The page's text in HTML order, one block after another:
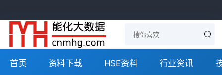
首页 资料下载 HSE资料 行业资讯